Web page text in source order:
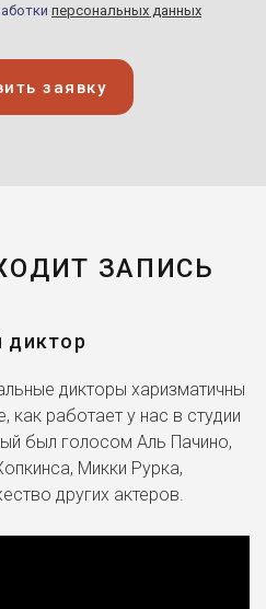
персональных данных
заявку
ЗАПИСЬ
диктор
дикторы харизматичны
как работает у нас в студии
был голосом Аль Пачино,
Микки Рурка,
других актеров.